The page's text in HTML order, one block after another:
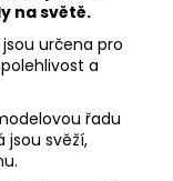
na světě.
určena pro
a
řadu
jsou svěží,